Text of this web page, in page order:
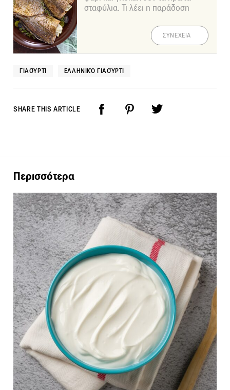
σταφύλια. Τι λέει η παράδοση
ΣΥΝΕΧΕΙΑ
ΓΙΑΟΎΡΤΙ ΕΛΛΗΝΙΚΌ ΓΙΑΟΎΡΤΙ
SHARE THIS ARTICLE
Περισσότερα